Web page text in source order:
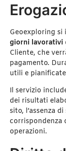
Geoexploring si
giorni lavorativi
Cliente, che
pagamento.
utili e
Il servizio
dei risultati
sito, l’assenza
corrispondenza
operazioni.